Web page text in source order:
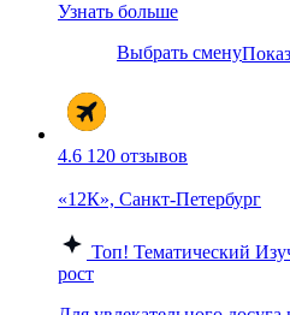
Узнать больше
Выбрать смену
4.6 120 отзывов
«12К», Санкт-Петербург
Топ! Тематический
рост